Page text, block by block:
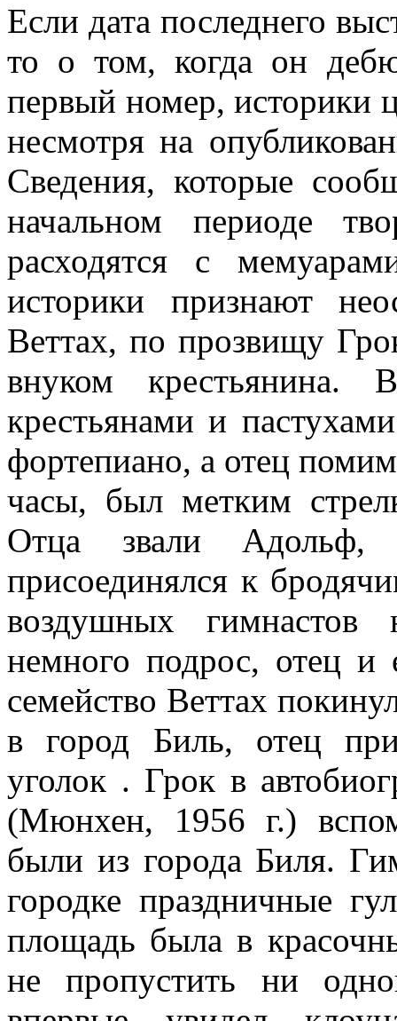
Если дата последнего
то о том, когда он
первый номер, историки
несмотря на
Сведения, которые
начальном периоде
расходятся с
историки признают
Веттах, по прозвищу
внуком
крестьянами и
фортепиано, а отец
часы, был метким
Отца звали
присоединялся к
воздушных
немного подрос, отец и
семейство Веттах
в город Биль, отец
уголок . Грок в
(Мюнхен, 1956 г.)
были из города Биля.
городке праздничные
площадь была в
не пропустить ни